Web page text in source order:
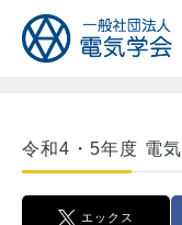
令和4・5年度 電
エックス